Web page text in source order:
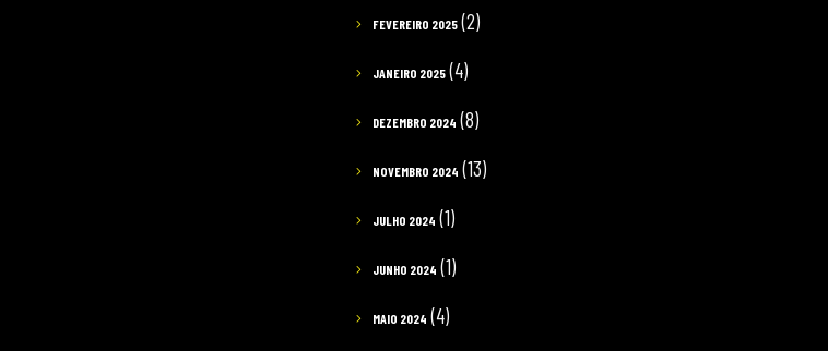
FEVEREIRO 2025 (2)
JANEIRO 2025 (4)
DEZEMBRO 2024 (8)
NOVEMBRO 2024 (13)
JULHO 2024 (1)
JUNHO 2024 (1)
MAIO 2024 (4)